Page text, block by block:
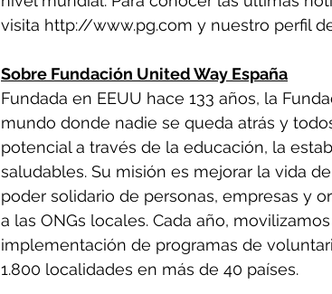
visita http://www.pg.com y nuestro perfil de
Sobre Fundación United Way España
Fundada en EEUU hace 133 años, la
mundo donde nadie se queda atrás y
potencial a través de la educación, la
saludables. Su misión es mejorar la vida
poder solidario de personas, empresas y
a las ONGs locales. Cada año,
implementación de programas de
1.800 localidades en más de 40 países.